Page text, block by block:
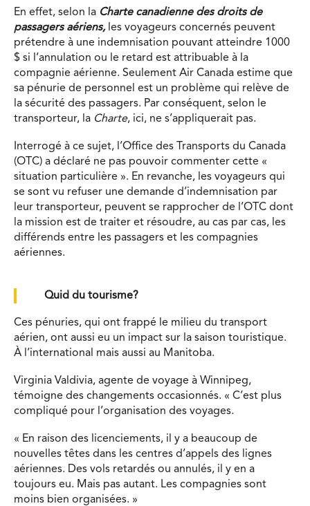
En effet, selon la Charte canadienne des droits de
passagers aériens, les voyageurs concernés peuvent
prétendre à une indemnisation pouvant atteindre 1000
$ si l’annulation ou le retard est attribuable à la
compagnie aérienne. Seulement Air Canada estime que
sa pénurie de personnel est un problème qui relève de
la sécurité des passagers. Par conséquent, selon le
transporteur, la Charte, ici, ne s’appliquerait pas.
Interrogé à ce sujet, l’Office des Transports du Canada
(OTC) a déclaré ne pas pouvoir commenter cette «
situation particulière ». En revanche, les voyageurs qui
se sont vu refuser une demande d’indemnisation par
leur transporteur, peuvent se rapprocher de l’OTC dont
la mission est de traiter et résoudre, au cas par cas, les
différends entre les passagers et les compagnies
aériennes.
Quid du tourisme?
Ces pénuries, qui ont frappé le milieu du transport
aérien, ont aussi eu un impact sur la saison touristique.
À l’international mais aussi au Manitoba.
Virginia Valdivia, agente de voyage à Winnipeg,
témoigne des changements occasionnés. « C’est plus
compliqué pour l’organisation des voyages.
« En raison des licenciements, il y a beaucoup de
nouvelles têtes dans les centres d’appels des lignes
aériennes. Des vols retardés ou annulés, il y en a
toujours eu. Mais pas autant. Les compagnies sont
moins bien organisées. »